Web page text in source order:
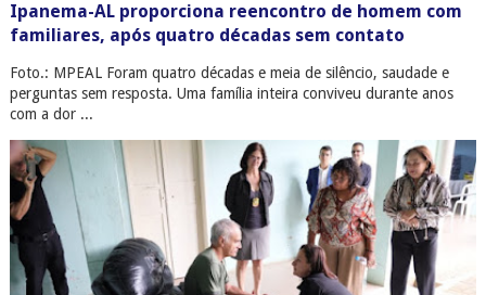
Ipanema-AL proporciona reencontro de homem com
familiares, após quatro décadas sem contato
Foto.: MPEAL Foram quatro décadas e meia de silêncio, saudade e
perguntas sem resposta. Uma família inteira conviveu durante anos
com a dor ...